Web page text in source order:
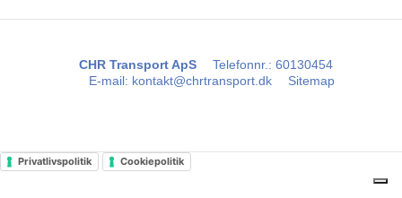
CHR Transport ApS Telefonnr.: 60130454
E-mail: kontakt@chrtransport.dk Sitemap
Privatlivspolitik Cookiepolitik